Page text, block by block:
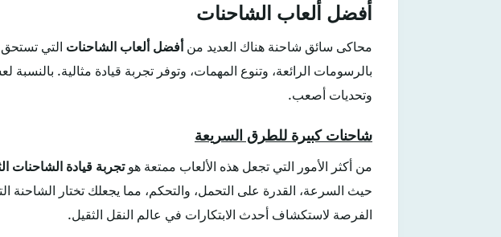
أفضل ألعاب الشاحنات
محاكى سائق شاحنة هناك العديد من أفضل ألعاب الشاحنات التي
بالرسومات الرائعة، وتنوع المهمات، وتوفر تجربة قيادة مثالية. بالنسبة
وتحديات أصعب.
شاحنات كبيرة للطرق السريعة
من أكثر الأمور التي تجعل هذه الألعاب ممتعة هوتجربة قيادة الشاحنات
حيث السرعة، القدرة على التحمل، والتحكم، مما يجعلك تختار الشاحنة
الفرصة لاستكشاف أحدث الابتكارات في عالم النقل الثقيل.